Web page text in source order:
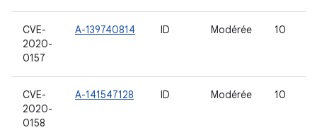
CVE-
2020-
0157
A-139740814 ID Modérée 10
CVE-
2020-
0158
A-141547128 ID Modérée 10